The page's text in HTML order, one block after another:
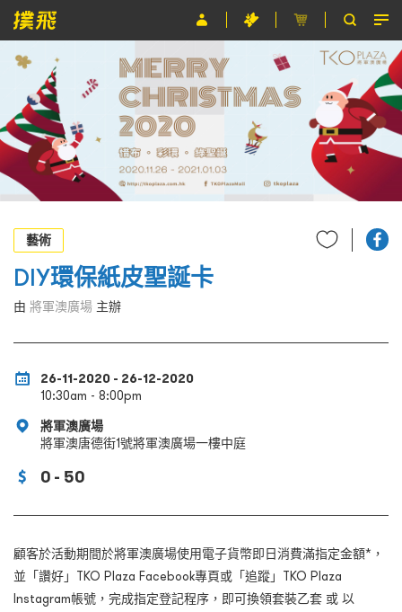
節目
主辦單位
關於撲飛
條款及細則
EN
藝術
DIY環保紙皮聖誕卡
由 將軍澳廣場 主辦
26-11-2020 - 26-12-2020
10:30am - 8:00pm
將軍澳廣場
將軍澳唐德街1號將軍澳廣場一樓中庭
0 - 50
顧客於活動期間於將軍澳廣場使用電子貨幣即日消費滿指定金額*，
並「讚好」TKO Plaza Facebook專頁或「追蹤」TKO Plaza
Instagram帳號，完成指定登記程序，即可換領套裝乙套 或 以